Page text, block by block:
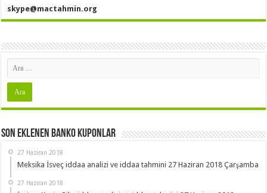
skype@mactahmin.org
Son Eklenen Banko Kuponlar
27 Haziran 2018
Meksika İsveç iddaa analizi ve iddaa tahmini 27 Haziran 2018 Çarşamba
27 Haziran 2018